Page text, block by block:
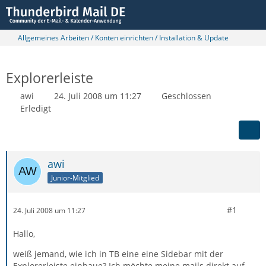
Allgemeines Arbeiten / Konten einrichten / Installation & Update
Explorerleiste
awi 24. Juli 2008 um 11:27
Geschlossen
Erledigt
awi
Junior-Mitglied
24. Juli 2008 um 11:27 #1
Hallo,
weiß jemand, wie ich in TB eine eine Sidebar mit der